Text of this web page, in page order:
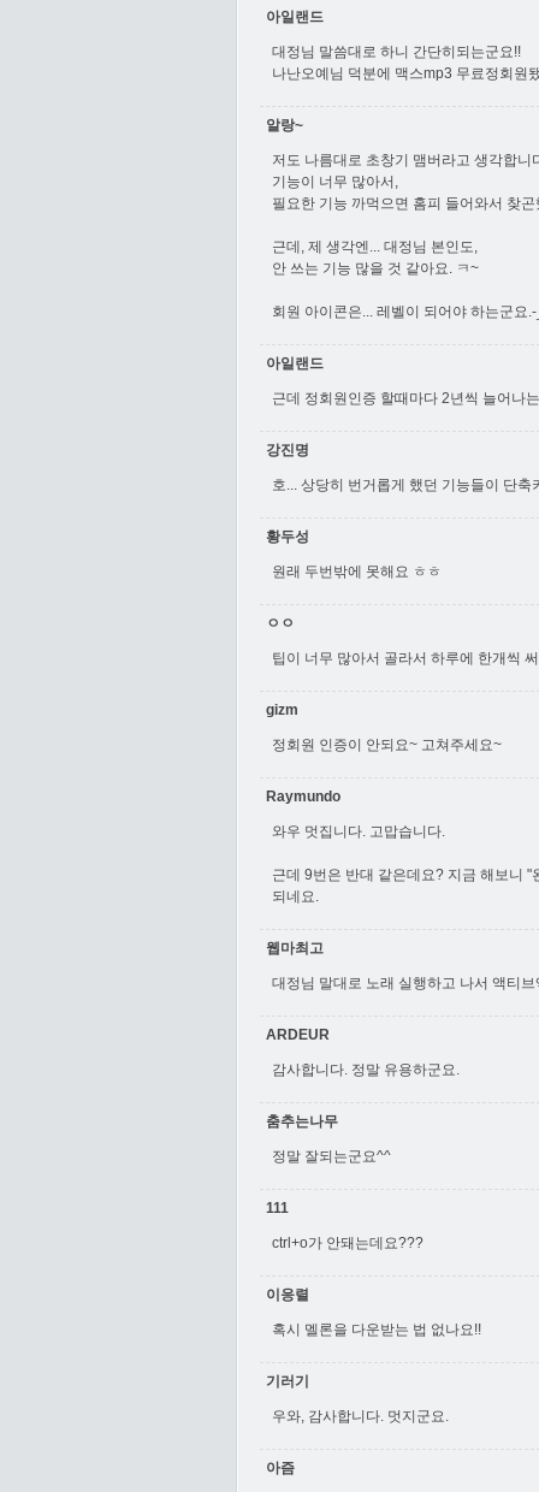
아일랜드
대정님 말씀대로 하니 간단히되는군요!!
나난오예님 덕분에 맥스mp3 무료정회원
알랑~
저도 나름대로 초창기 맴버라고 생각합니
기능이 너무 많아서,
필요한 기능 까먹으면 홈피 들어와서 찾
근데, 제 생각엔... 대정님 본인도,
안 쓰는 기능 많을 것 같아요. ㅋ~
회원 아이콘은... 레벨이 되어야 하는군요
아일랜드
근데 정회원인증 할때마다 2년씩 늘어나
강진명
호... 상당히 번거롭게 했던 기능들이 단
황두성
원래 두번밖에 못해요 ㅎㅎ
ㅇㅇ
팁이 너무 많아서 골라서 하루에 한개씩
gizm
정회원 인증이 안되요~ 고쳐주세요~
Raymundo
와우 멋집니다. 고맙습니다.
근데 9번은 반대 같은데요? 지금 해보니
되네요.
웹마최고
대정님 말대로 노래 실행하고 나서 액티
ARDEUR
감사합니다. 정말 유용하군요.
춤추는나무
정말 잘되는군요^^
111
ctrl+o가 안돼는데요???
이응렬
혹시 멜론을 다운받는 법 없나요!!
기러기
우와, 감사합니다. 멋지군요.
아즘